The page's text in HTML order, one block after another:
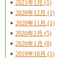
2021年1月 (1)
2020年12月 (1)
2020年11月 (1)
2020年2月 (5)
2020年1月 (8)
2019年10月 (1)